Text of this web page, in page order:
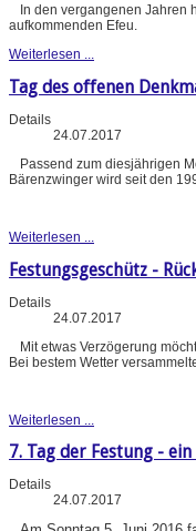
In den vergangenen Jahren
aufkommenden Efeu.
Weiterlesen ...
Tag des offenen
Details
24.07.2017
Passend zum diesjährigen
Bärenzwinger wird seit den
Weiterlesen ...
Festungsgeschütz -
Details
24.07.2017
Mit etwas Verzögerung
Bei bestem Wetter
Weiterlesen ...
7. Tag der Festung -
Details
24.07.2017